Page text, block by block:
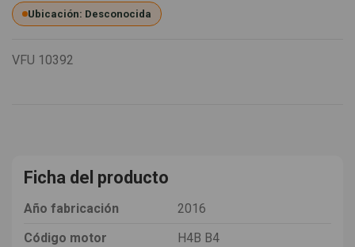
Ubicación: Desconocida
VFU 10392
Ficha del producto
Año fabricación
2016
Código motor
H4B B4